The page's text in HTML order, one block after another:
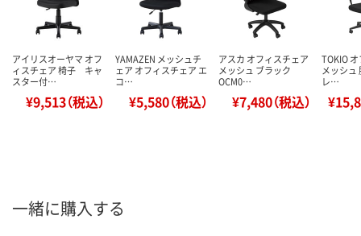
アイリスオーヤマ オフ
ィスチェア 椅子 キャ
スター付…
¥9,513（税込）
YAMAZEN メッシュチ
ェア オフィスチェア エ
コ…
¥5,580（税込）
アスカ オフィスチェア
メッシュ ブラック
OCM0…
¥7,480（税込）
TOKIO
メッシュ
レ…
一緒に購入する